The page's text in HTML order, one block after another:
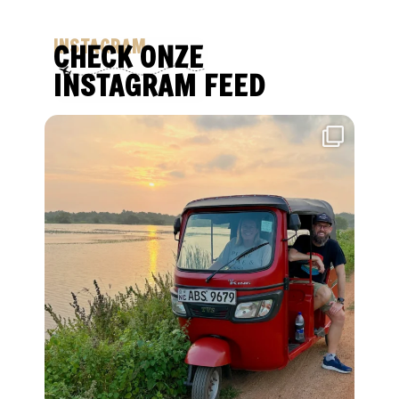
INSTAGRAM
CHECK ONZE
INSTAGRAM FEED